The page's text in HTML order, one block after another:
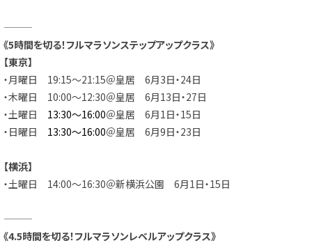
———
《5時間を切る！フルマラソンステップアップクラス》
【東京】
・月曜日 19:15～21:15＠皇居 6月3日・24日
・木曜日 10:00～12:30＠皇居 6月13日・27日
・土曜日 13:30～16:00＠皇居 6月1日・15日
・日曜日 13:30～16:00＠皇居 6月9日・23日
【横浜】
・土曜日 14:00～16:30＠新横浜公園 6月1日・15日
———
《4.5時間を切る！フルマラソンレベルアップクラス》